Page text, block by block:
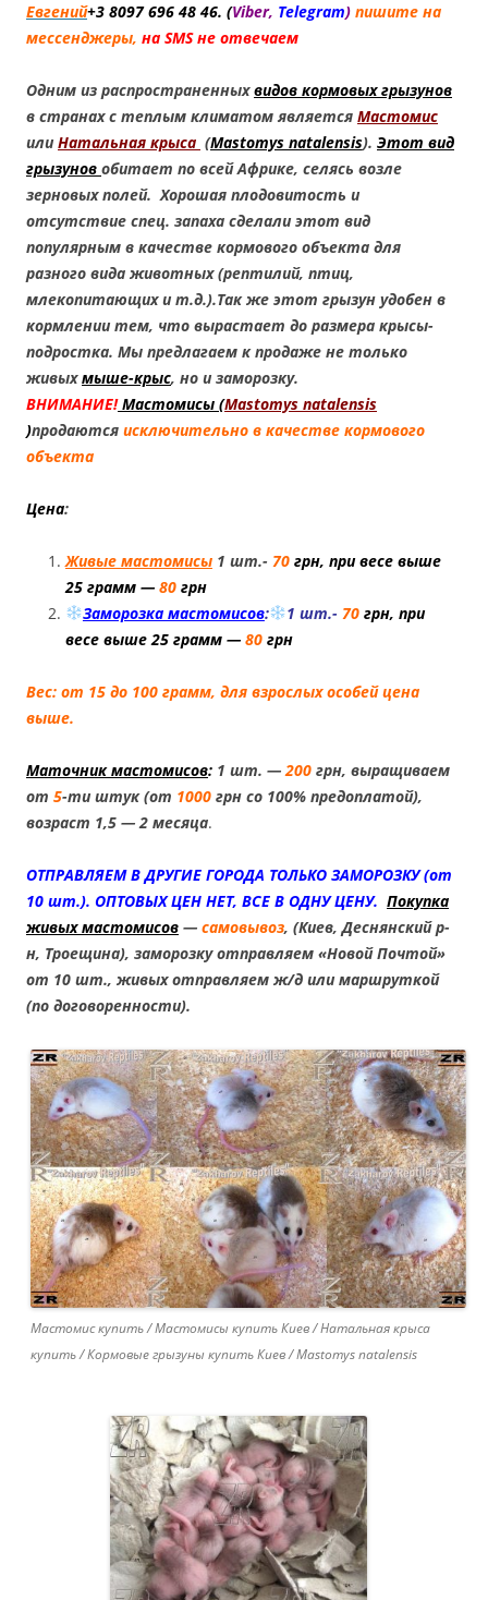
Евгений+3 8097 696 48 46. (Viber, Telegram) пишите на
мессенджеры, на SMS не отвечаем
Одним из распространенныхвидов кормовых грызунов
в странах с теплым климатом является Мастомис
или Натальная крыса (Mastomys natalensis). Этот вид
грызунов обитает по всей Африке, селясь возле
зерновых полей. Хорошая плодовитость и
отсутствие спец. запаха сделали этот вид
популярным в качестве кормового объекта для
разного вида животных (рептилий, птиц,
млекопитающих и т.д.).Так же этот грызун удобен в
кормлении тем, что вырастает до размера крысы-
подростка. Мы предлагаем к продаже не только
живыхмыше-крыс, но и заморозку.
ВНИМАНИЕ!Мастомисы (Mastomys natalensis
)продаются исключительно в качестве кормового
объекта
Цена:
Живые мастомисы 1 шт.- 70 грн, при весе выше
25 грамм — 80 грн
Заморозка мастомисов: 1 шт.- 70 грн, при
весе выше 25 грамм — 80 грн
Вес: от 15 до 100 грамм, для взрослых особей цена
выше.
Маточник мастомисов: 1 шт. —200 грн, выращиваем
от 5-ти штук (от 1000 грн со 100% предоплатой),
возраст 1,5 — 2 месяца.
ОТПРАВЛЯЕМ В ДРУГИЕ ГОРОДА ТОЛЬКО ЗАМОРОЗКУ (от
10 шт.). ОПТОВЫХ ЦЕН НЕТ, ВСЕ В ОДНУ ЦЕНУ. Покупка
живых мастомисов — самовывоз, (Киев, Деснянский р-
н, Троещина), заморозку отправляем «Новой Почтой»
от 10 шт., живых отправляем ж/д или маршруткой
(по договоренности).
Мастомис купить / Мастомисы купить Киев / Натальная крыса
купить / Кормовые грызуны купить Киев / Mastomys natalensis